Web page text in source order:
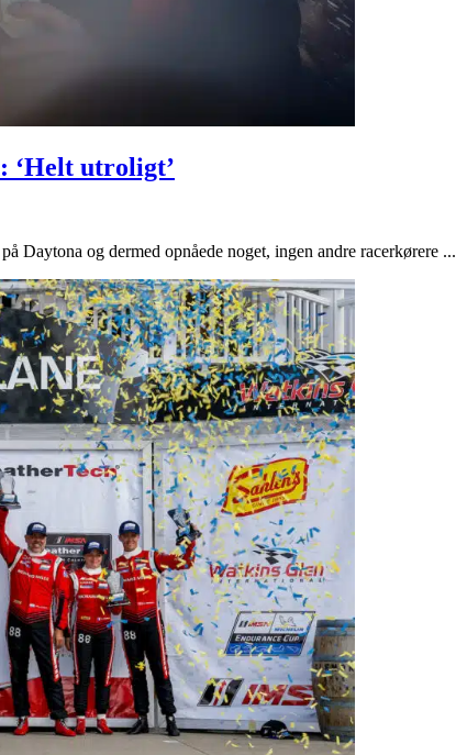
‘Helt utroligt’
Daytona og dermed opnåede noget, ingen andre racerkørere ...